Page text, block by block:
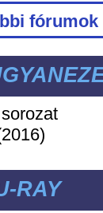
fórumok
sorozat
RAY